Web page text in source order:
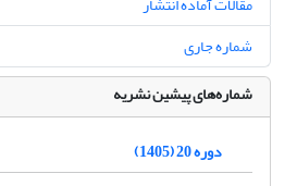
شماره جاری
شماره‌های پیشین نشریه
دوره 20 (1405)